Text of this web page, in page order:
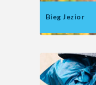
Bieg Jezior